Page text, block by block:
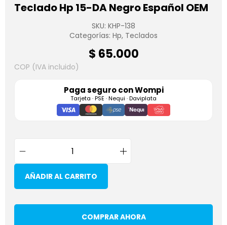
Teclado Hp 15-DA Negro Español OEM
SKU: KHP-138
Categorías: Hp, Teclados
$ 65.000
COP (IVA incluido)
Paga seguro conWompi
Tarjeta · PSE · Nequi · Daviplata
AÑADIR AL CARRITO
COMPRAR AHORA